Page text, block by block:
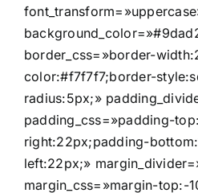
border_css=»border-
color:#f7f7f7;border-
radius:5px;»
padding_css=»padding-
right:22px;padding-
left:22px;»
margin_css=»margin-top:-